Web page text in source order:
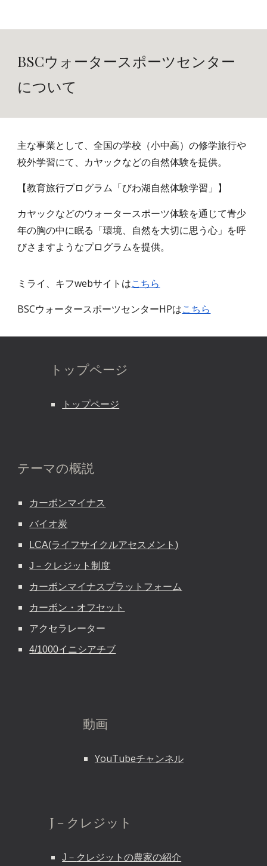
BSCウォータースポーツセンター
について
主な事業として、全国の学校（小中高）の修学旅行や
校外学習にて、カヤックなどの自然体験を提供。
【教育旅行プログラム「びわ湖自然体験学習」】
カヤックなどのウォータースポーツ体験を通じて青少
年の胸の中に眠る「環境、自然を大切に思う心」を呼
びさますようなプログラムを提供。
ミライ、キフwebサイトはこちら
BSCウォータースポーツセンターHPはこちら
トップページ
トップページ
テーマの概説
カーボンマイナス
バイオ炭
LCA(ライフサイクルアセスメント)
J－クレジット制度
カーボンマイナスプラットフォーム
カーボン・オフセット
アクセラレーター
4/1000イニシアチブ
動画
YouTubeチャンネル
J－クレジット
J － クレジットの農家の紹介